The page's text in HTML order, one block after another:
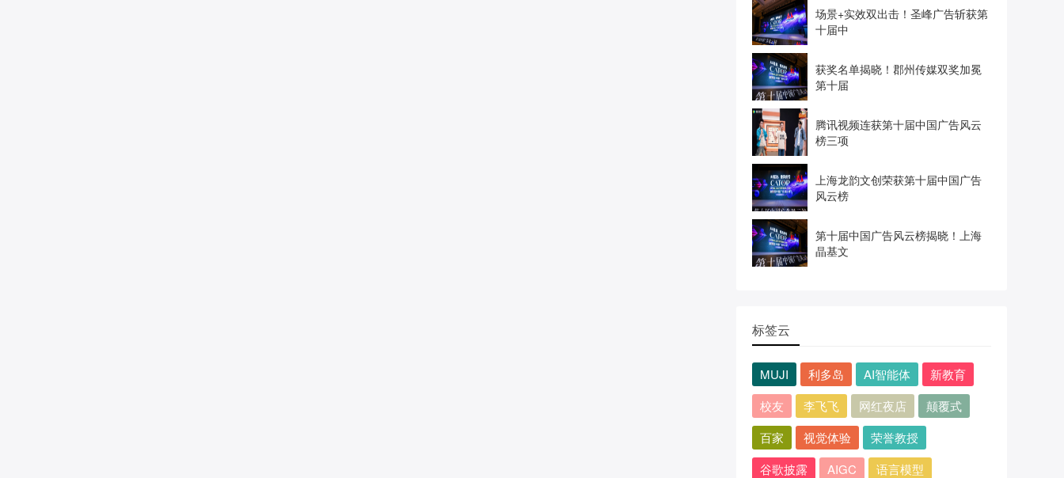
场景+实效双出击！圣峰广告斩获第
十届中
获奖名单揭晓！郡州传媒双奖加冕
第十届
腾讯视频连获第十届中国广告风云
榜三项
上海龙韵文创荣获第十届中国广告
风云榜
第十届中国广告风云榜揭晓！上海
晶基文
标签云
MUJI 利多岛 AI智能体
新教育
校友
李飞飞 网红夜店
颠覆式
百家
视觉体验
荣誉教授
谷歌披露
AIGC
语言模型